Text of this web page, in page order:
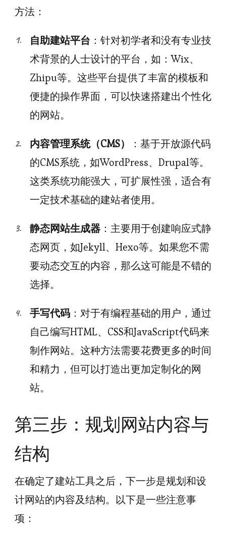
方法：
自助建站平台 ：针对初学者和没有专业技
术背景的人士设计的平台，如：Wix、
Zhipu等。这些平台提供了丰富的模板和
便捷的操作界面，可以快速搭建出个性化
的网站。
内容管理系统（CMS）
：基于开放源代码
的CMS系统，如WordPress、Drupal等。
这类系统功能强大，可扩展性强，适合有
一定技术基础的建站者使用。
静态网站生成器 ：主要用于创建响应式静
态网页，如Jekyll、Hexo等。如果您不需
要动态交互的内容，那么这可能是不错的
选择。
手写代码 ：对于有编程基础的用户，通过
自己编写HTML、CSS和JavaScript代码来
制作网站。这种方法需要花费更多的时间
和精力，但可以打造出更加定制化的网
站。
第三步：规划网站内容与
结构
在确定了建站工具之后，下一步是规划和设
计网站的内容及结构。以下是一些注意事
项：